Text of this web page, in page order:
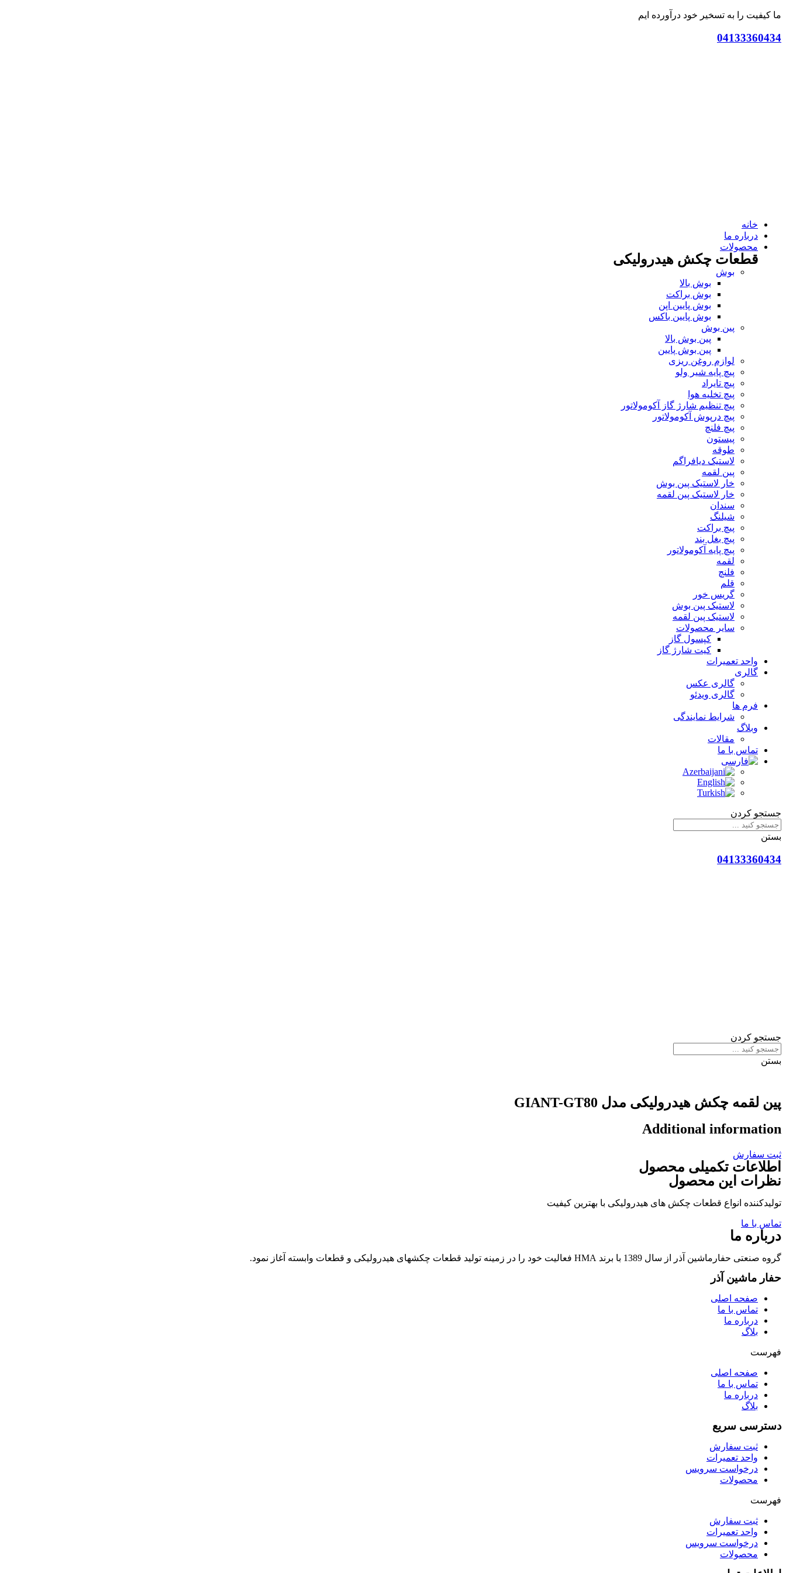
ما کیفیت را به تسخیر خود درآورده ایم
04133360434
خانه
درباره ما
محصولات
قطعات چکش هیدرولیکی
بوش
بوش بالا
بوش براکت
بوش پایین اپن
بوش پایین باکس
پین بوش
پین بوش بالا
پین بوش پایین
لوازم روغن ریزی
پیچ پایه شیر ولو
پیچ تایراد
پیچ تخلیه هوا
پیچ تنظیم شارژ گاز آکومولاتور
پیچ درپوش آکومولاتور
پیچ فلنچ
پیستون
طوقه
لاستیک دیافراگم
پین لقمه
خار لاستیک پین بوش
خار لاستیک پین لقمه
سندان
شیلنگ
پیچ براکت
پیچ بغل بند
پیچ پایه آکومولاتور
لقمه
فلنچ
قلم
گریس خور
لاستیک پین بوش
لاستیک پین لقمه
سایر محصولات
کپسول گاز
کیت شارژ گاز
واحد تعمیرات
گالری
گالری عکس
گالری ویدئو
فرم ها
شرایط نمایندگی
وبلاگ
مقالات
تماس با ما
جستجو کردن
بستن
04133360434
جستجو کردن
بستن
پین لقمه چکش هیدرولیکی مدل GIANT-GT80
Additional information
ثبت سفارش
اطلاعات تکمیلی محصول
نظرات این محصول
تولیدکننده انواع قطعات چکش های هیدرولیکی با بهترین کیفیت
تماس با ما
درباره ما
گروه صنعتی حفارماشین آذر از سال 1389 با برند HMA فعالیت خود را در زمینه تولید قطعات چکشهای هیدرولیکی و قطعات وابسته آغاز نمود.
حفار ماشین آذر
صفحه اصلی
تماس با ما
درباره ما
بلاگ
فهرست
صفحه اصلی
تماس با ما
درباره ما
بلاگ
دسترسی سریع
ثبت سفارش
واحد تعمیرات
درخواست سرویس
محصولات
فهرست
ثبت سفارش
واحد تعمیرات
درخواست سرویس
محصولات